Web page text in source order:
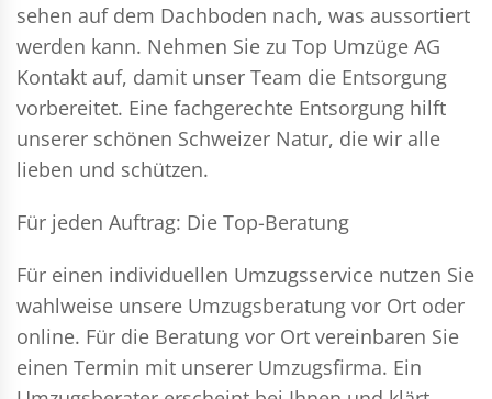
sehen auf dem Dachboden nach, was aussortiert
werden kann. Nehmen Sie zu Top Umzüge AG
Kontakt auf, damit unser Team die Entsorgung
vorbereitet. Eine fachgerechte Entsorgung hilft
unserer schönen Schweizer Natur, die wir alle
lieben und schützen.
Für jeden Auftrag: Die Top-Beratung
Für einen individuellen Umzugsservice nutzen Sie
wahlweise unsere Umzugsberatung vor Ort oder
online. Für die Beratung vor Ort vereinbaren Sie
einen Termin mit unserer Umzugsfirma. Ein